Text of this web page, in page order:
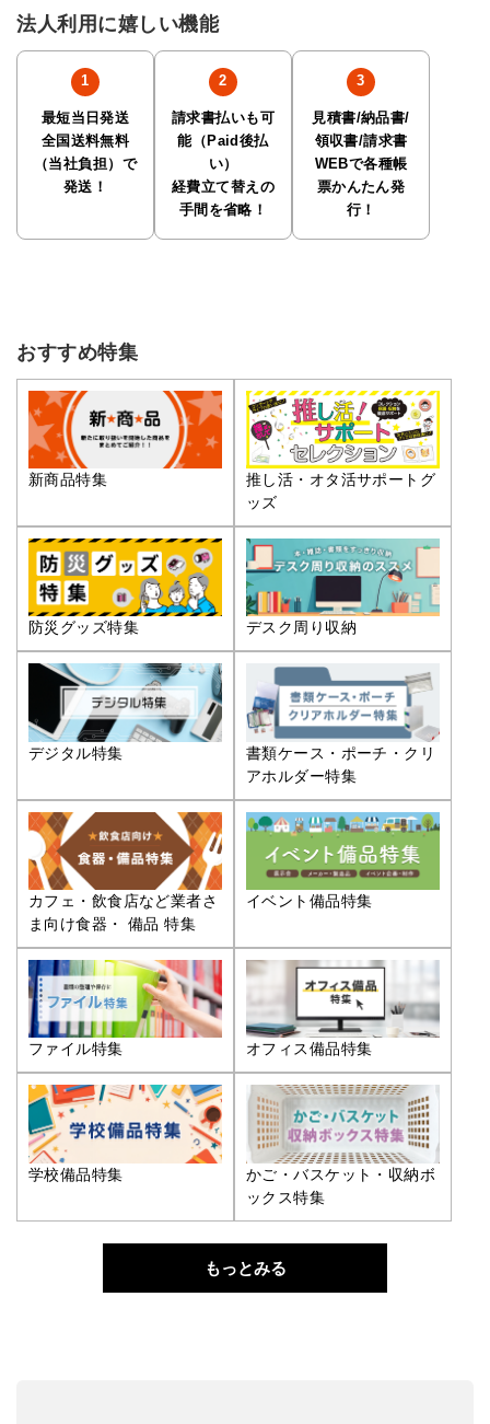
法人利用に嬉しい機能
最短当日発送
全国送料無料
（当社負担）で
発送！
請求書払いも可
能（Paid後払
い）
経費立て替えの
手間を省略！
見積書/納品書/
領収書/請求書
WEBで各種帳
票かんたん発
行！
おすすめ特集
新商品特集
推し活・オタ活サポートグ
ッズ
防災グッズ特集 デスク周り収納
デジタル特集
書類ケース・ポーチ・クリ
アホルダー特集
カフェ・飲食店など業者さ
ま向け食器・ 備品 特集
イベント備品特集
ファイル特集 オフィス備品特集
学校備品特集
かご・バスケット・収納ボ
ックス特集
もっとみる